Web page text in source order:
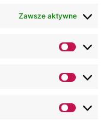
Zawsze aktywne